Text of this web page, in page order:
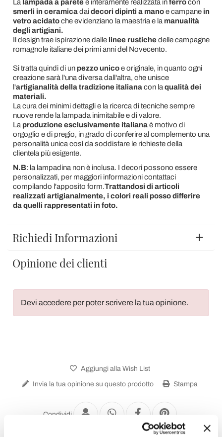
La lampada a pareteè interamente realizzata inferrocon
smerli in ceramicadaidecori dipinti a manoe campanein
vetro acidatoche evidenziano la maestria e la manualità
degli artigiani.
Il design trae ispirazione dallelinee rustichedelle campagne
romagnole italiane dei primi anni del Novecento.
Si tratta quindi di un pezzo unicoe originale, in quanto ogni
creazione sarà l'una diversa dall'altra, che unisce
l'artigianalità della tradizione italianacon la qualità dei
materiali.
La cura dei minimi dettagli e la ricerca di tecniche sempre
nuove rende la lampada inimitabile e di valore.
La produzione esclusivamente italianaè motivo di
orgoglio e di pregio, in grado di conferire al complemento una
personalità unica così da soddisfare le richieste della
clientela più esigente.
N.B: la lampadina non è inclusa. I decori possono essere
personalizzati, per maggiori informazioni contattaci
compilando l'apposito form.Trattandosi di articoli
realizzati artigianalmente, i colori reali posso differire
da quelli rappresentati in foto.
Richiedi Informazioni
Opinione dei clienti
Devi accedere per poter scrivere la tua opinione.
Aggiungi alla Wish List
Invia la tua opinione su questo prodotto Stampa
Condividi